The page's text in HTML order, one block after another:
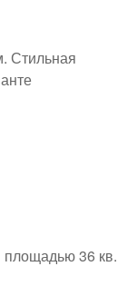
Стильная
36 кв.